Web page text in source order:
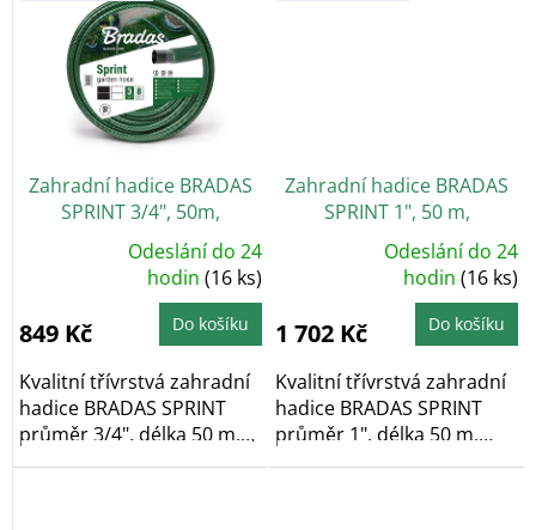
Zahradní hadice BRADAS
SPRINT 3/4", 50m,
neprůhledná zelená
5,0
z
5
Odeslání do 24
hodin(16 ks)
849 Kč Do košíku
Kvalitní třívrstvá zahradní
hadice BRADAS SPRINT
průměr 3/4", délka 50 m,
zelená,...
Zahradní hadice BRADAS
SPRINT 1", 50 m,
neprůhledná zelená
5,0
z
5
Odeslání do 24
hodin(16 ks)
1 702 Kč Do košíku
Kvalitní třívrstvá zahradní
hadice BRADAS SPRINT
průměr 1", délka 50 m,
zelená,...